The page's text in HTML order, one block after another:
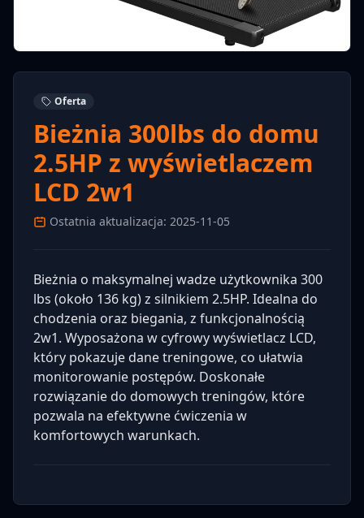
Oferta
Bieżnia 300lbs do domu
2.5HP z wyświetlaczem
LCD 2w1
Ostatnia aktualizacja: 2025-11-05
Bieżnia o maksymalnej wadze użytkownika 300
lbs (około 136 kg) z silnikiem 2.5HP. Idealna do
chodzenia oraz biegania, z funkcjonalnością
2w1. Wyposażona w cyfrowy wyświetlacz LCD,
który pokazuje dane treningowe, co ułatwia
monitorowanie postępów. Doskonałe
rozwiązanie do domowych treningów, które
pozwala na efektywne ćwiczenia w
komfortowych warunkach.